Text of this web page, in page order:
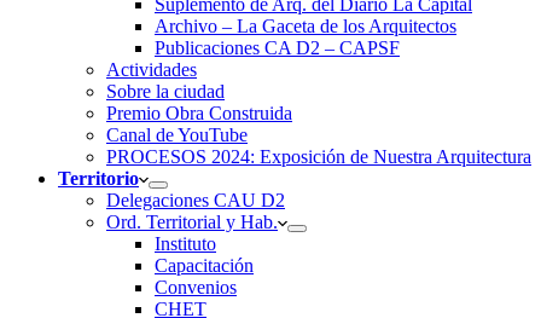
Archivo – La Gaceta de los Arquitectos
Publicaciones CA D2 – CAPSF
Actividades
Sobre la ciudad
Premio Obra Construida
Canal de YouTube
PROCESOS 2024: Exposición de Nuestra Arquitectura
Territorio
Delegaciones CAU D2
Ord. Territorial y Hab.
Instituto
Capacitación
Convenios
CHET